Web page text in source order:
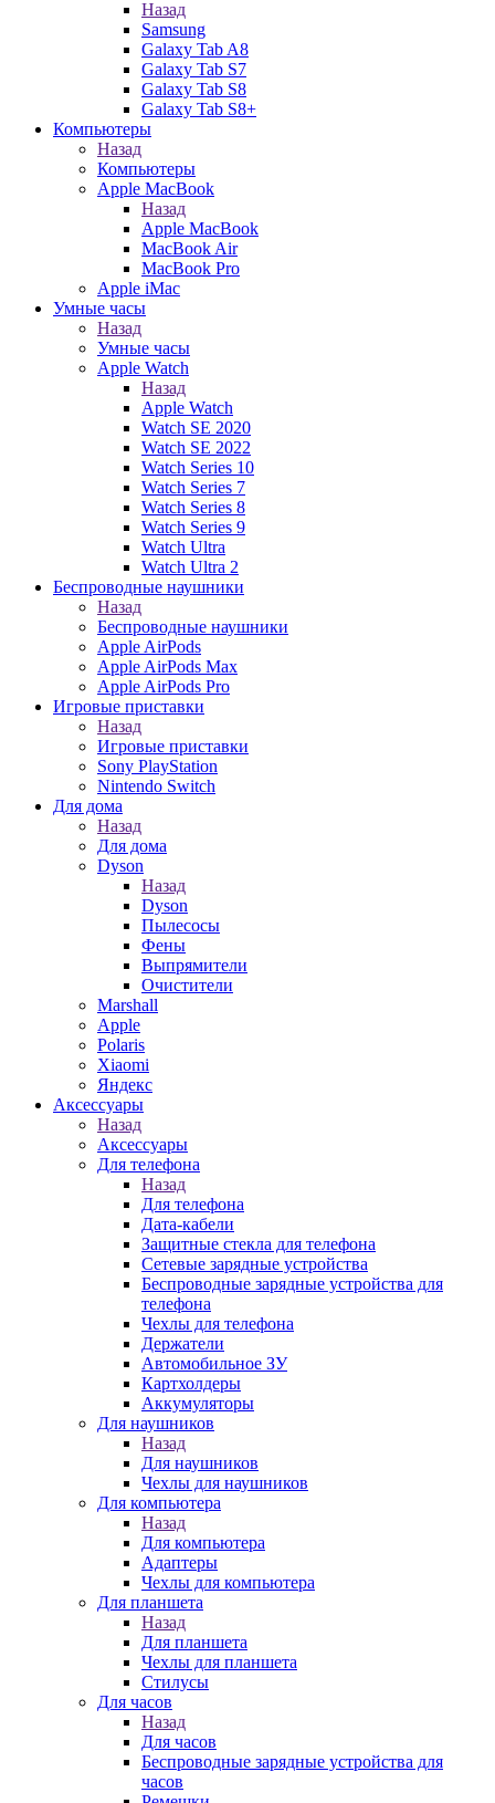
Назад
Samsung
Galaxy Tab A8
Galaxy Tab S7
Galaxy Tab S8
Galaxy Tab S8+
Компьютеры
Назад
Компьютеры
Apple MacBook
Назад
Apple MacBook
MacBook Air
MacBook Pro
Apple iMac
Умные часы
Назад
Умные часы
Apple Watch
Назад
Apple Watch
Watch SE 2020
Watch SE 2022
Watch Series 10
Watch Series 7
Watch Series 8
Watch Series 9
Watch Ultra
Watch Ultra 2
Беспроводные наушники
Назад
Беспроводные наушники
Apple AirPods
Apple AirPods Max
Apple AirPods Pro
Игровые приставки
Назад
Игровые приставки
Sony PlayStation
Nintendo Switch
Для дома
Назад
Для дома
Dyson
Назад
Dyson
Пылесосы
Фены
Выпрямители
Очистители
Marshall
Apple
Polaris
Xiaomi
Яндекс
Аксессуары
Назад
Аксессуары
Для телефона
Назад
Для телефона
Дата-кабели
Защитные стекла для телефона
Сетевые зарядные устройства
Беспроводные зарядные устройства для
телефона
Чехлы для телефона
Держатели
Автомобильное ЗУ
Картхолдеры
Аккумуляторы
Для наушников
Назад
Для наушников
Чехлы для наушников
Для компьютера
Назад
Для компьютера
Адаптеры
Чехлы для компьютера
Для планшета
Назад
Для планшета
Чехлы для планшета
Стилусы
Для часов
Назад
Для часов
Беспроводные зарядные устройства для
часов